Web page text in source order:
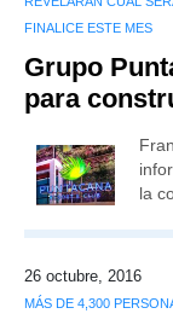
FINALICE ESTE MES
Grupo
para
la
26 octubre, 2016
MÁS DE 4,300